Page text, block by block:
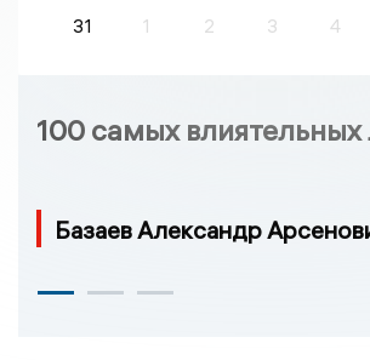
31 1 2 3 4
100 самых
Базаев Александр